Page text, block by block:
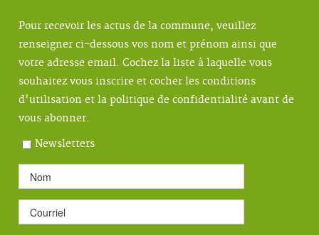
Pour recevoir les actus de la commune, veuillez
renseigner ci-dessous vos nom et prénom ainsi que
votre adresse email. Cochez la liste à laquelle vous
souhaitez vous inscrire et cocher les conditions
d'utilisation et la politique de confidentialité avant de
vous abonner.
Newsletters